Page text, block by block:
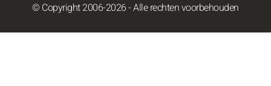
© Copyright 2006-2026 - Alle rechten voorbehouden